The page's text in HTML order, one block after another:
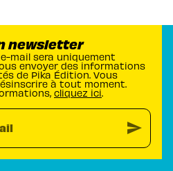
newsletter
mail sera uniquement
envoyer des informations
de Pika Édition. Vous
à tout moment.
cliquez ici.
send